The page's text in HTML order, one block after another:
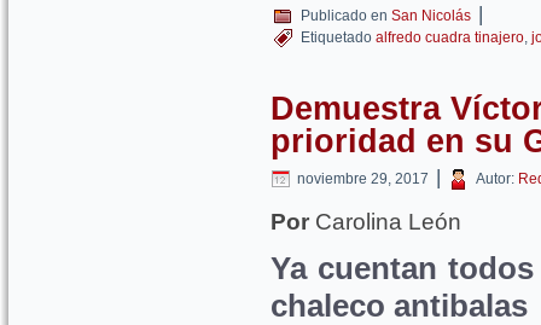
Publicado en San Nicolás |
Etiquetado alfredo cuadra tinajero,
Demuestra
prioridad en su
noviembre 29, 2017 | Autor:
Por Carolina León
Ya cuentan
chaleco antibalas